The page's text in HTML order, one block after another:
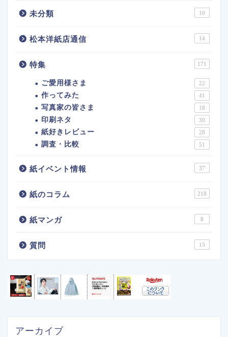
未分類 10
松本洋紙店通信 14
特集 171
ご愛用様さま 22
作ってみた 41
写真家の皆さま 18
印刷ネタ 30
紙好きレビュー 28
調査・比較 51
紙イベント情報 37
紙のコラム 218
紙マンガ 8
質問 15
アーカイブ